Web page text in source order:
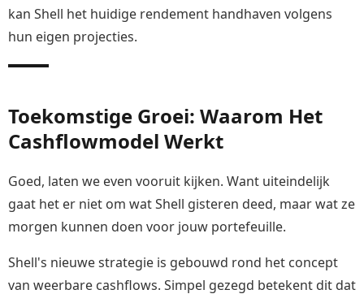
kan Shell het huidige rendement handhaven volgens
hun eigen projecties.
Toekomstige Groei: Waarom Het
Cashflowmodel Werkt
Goed, laten we even vooruit kijken. Want uiteindelijk
gaat het er niet om wat Shell gisteren deed, maar wat ze
morgen kunnen doen voor jouw portefeuille.
Shell's nieuwe strategie is gebouwd rond het concept
van weerbare cashflows. Simpel gezegd betekent dit dat